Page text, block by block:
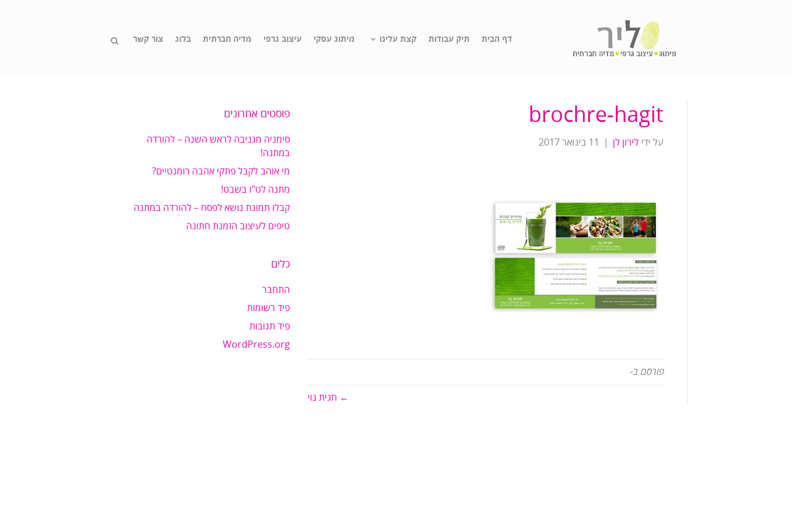
דף הבית תיק עבודות קצת עלינו מיתוג עסקי עיצוב גרפי מדיה חברתית בלוג צור קשר
brochre-hagit
על ידי לירון לן 11 בינואר 2017
פורסם ב-
← חגית נוי
פוסטים אחרונים
סימניה מגניבה לראש השנה – להורדה
במתנה!
מי אוהב לקבל פתקי אהבה רומנטיים?
מתנה לט"ו בשבט!
קבלו תמונת נושא לפסח – להורדה במתנה
טיפים לעיצוב הזמנת חתונה
כלים
התחבר
פיד רשומות
פיד תגובות
WordPress.org